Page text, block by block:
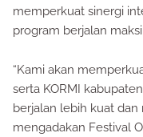
memperkuat sinergi
program berjalan
“Kami akan
serta KORMI
berjalan lebih kuat dan
mengadakan Festival